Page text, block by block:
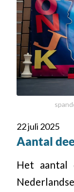
22 juli 2025
Aantal
Het aantal
Nederlandse